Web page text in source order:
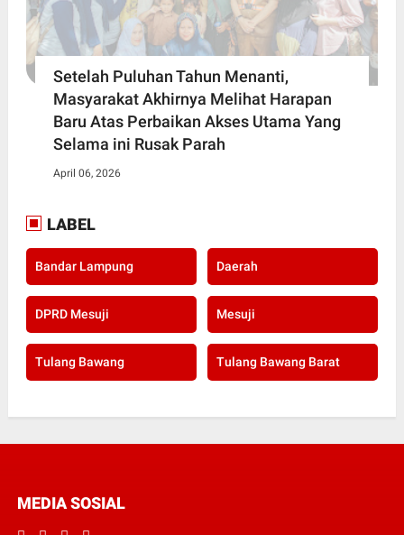
Setelah Puluhan Tahun Menanti,
Masyarakat Akhirnya Melihat Harapan
Baru Atas Perbaikan Akses Utama Yang
Selama ini Rusak Parah
April 06, 2026
LABEL
Bandar Lampung Daerah
DPRD Mesuji Mesuji
Tulang Bawang Tulang Bawang Barat
MEDIA SOSIAL